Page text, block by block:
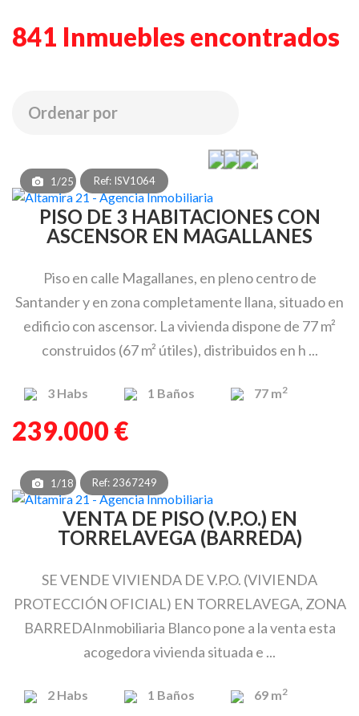
841 Inmuebles encontrados
1/25 Ref: ISV1064
PISO DE 3 HABITACIONES CON
ASCENSOR EN MAGALLANES
Piso en calle Magallanes, en pleno centro de
Santander y en zona completamente llana, situado en
edificio con ascensor. La vivienda dispone de 77 m²
construidos (67 m² útiles), distribuidos en h ...
3 Habs 1 Baños 77 m2
239.000 €
1/18 Ref: 2367249
VENTA DE PISO (V.P.O.) EN
TORRELAVEGA (BARREDA)
SE VENDE VIVIENDA DE V.P.O. (VIVIENDA
PROTECCIÓN OFICIAL) EN TORRELAVEGA, ZONA
BARREDAInmobiliaria Blanco pone a la venta esta
acogedora vivienda situada e ...
2 Habs 1 Baños 69 m2